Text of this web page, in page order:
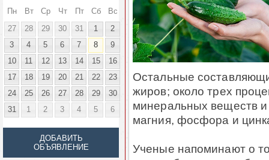
Пн Вт Ср Чт Пт Сб
Вс
27
28 29 30 31 1
2
3
4 5 6 7 8
9
10
11 12 13 14 15
16
17
18 19 20 21 22
23
24
25 26 27 28 29
30
31
1 2 3 4 5 6
ДОБАВИТЬ
ОБЪЯВЛЕНИЕ
Остальные
жиров; около трех
минеральных веществ и
магния, фосфора и
Ученые напоминают о